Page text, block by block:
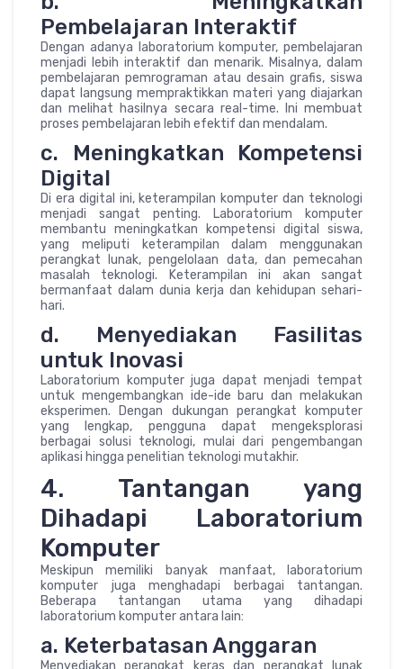
Pembelajaran Interaktif
Dengan adanya laboratorium komputer, pembelajaran
menjadi lebih interaktif dan menarik. Misalnya, dalam
pembelajaran pemrograman atau desain grafis, siswa
dapat langsung mempraktikkan materi yang diajarkan
dan melihat hasilnya secara real-time. Ini membuat
proses pembelajaran lebih efektif dan mendalam.
c. Meningkatkan Kompetensi
Digital
Di era digital ini, keterampilan komputer dan teknologi
menjadi sangat penting. Laboratorium komputer
membantu meningkatkan kompetensi digital siswa,
yang meliputi keterampilan dalam menggunakan
perangkat lunak, pengelolaan data, dan pemecahan
masalah teknologi. Keterampilan ini akan sangat
bermanfaat dalam dunia kerja dan kehidupan sehari-
hari.
d. Menyediakan Fasilitas
untuk Inovasi
Laboratorium komputer juga dapat menjadi tempat
untuk mengembangkan ide-ide baru dan melakukan
eksperimen. Dengan dukungan perangkat komputer
yang lengkap, pengguna dapat mengeksplorasi
berbagai solusi teknologi, mulai dari pengembangan
aplikasi hingga penelitian teknologi mutakhir.
4. Tantangan yang
Dihadapi Laboratorium
Komputer
Meskipun memiliki banyak manfaat, laboratorium
komputer juga menghadapi berbagai tantangan.
Beberapa tantangan utama yang dihadapi
laboratorium komputer antara lain:
a. Keterbatasan Anggaran
Menyediakan perangkat keras dan perangkat lunak